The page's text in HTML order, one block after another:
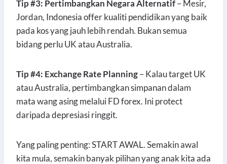
Tip #3: Pertimbangkan Negara Alternatif– Mesir,
Jordan, Indonesia offer kualiti pendidikan yang baik
pada kos yang jauh lebih rendah. Bukan semua
bidang perlu UK atau Australia.
Tip #4: Exchange Rate Planning– Kalau target UK
atau Australia, pertimbangkan simpanan dalam
mata wang asing melalui FD forex. Ini protect
daripada depresiasi ringgit.
Yang paling penting: START AWAL. Semakin awal
kita mula, semakin banyak pilihan yang anak kita ada